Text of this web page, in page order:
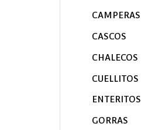
CAMPERAS
CASCOS
CHALECOS
CUELLITOS
ENTERITOS
GORRAS